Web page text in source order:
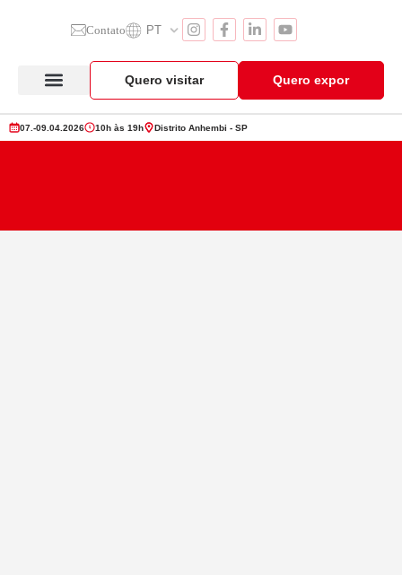
Contato PT
Quero visitar Quero expor
07.-09.04.2026 10h às 19h Distrito Anhembi - SP